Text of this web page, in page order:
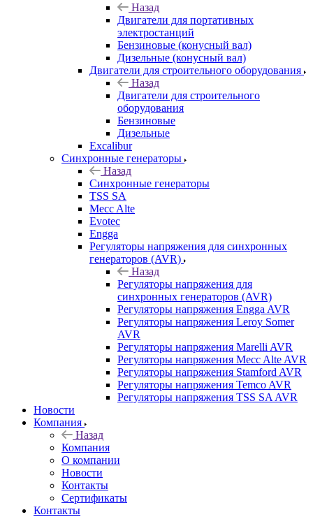
Назад
Двигатели для портативных
электростанций
Бензиновые (конусный вал)
Дизельные (конусный вал)
Двигатели для строительного оборудования
Назад
Двигатели для строительного
оборудования
Бензиновые
Дизельные
Excalibur
Синхронные генераторы
Назад
Синхронные генераторы
TSS SA
Mecc Alte
Evotec
Engga
Регуляторы напряжения для синхронных
генераторов (AVR)
Назад
Регуляторы напряжения для
синхронных генераторов (AVR)
Регуляторы напряжения Engga AVR
Регуляторы напряжения Leroy Somer
AVR
Регуляторы напряжения Marelli AVR
Регуляторы напряжения Mecc Alte AVR
Регуляторы напряжения Stamford AVR
Регуляторы напряжения Temco AVR
Регуляторы напряжения TSS SA AVR
Новости
Компания
Назад
Компания
О компании
Новости
Контакты
Сертификаты
Контакты